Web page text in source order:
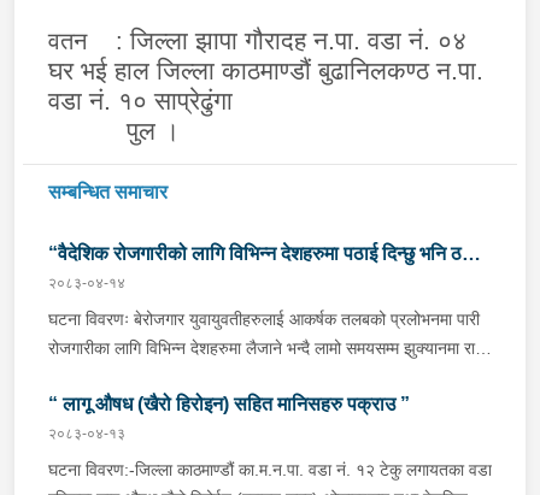
वतन :जिल्ला झापा गौरादह न.पा. वडा नं. ०४
घर भई हाल जिल्ला काठमाण्डौं बुढानिलकण्ठ न.पा.
वडा नं. १० साप्रेढुंगा
पुल ।
सम्बन्धित समाचार
“वैदेशिक रोजगारीको लागि विभिन्न देशहरुमा पठाई दिन्छु भनि ठगी
गर्ने व्यक्तिहरु पक्राउ"
२०८३-०४-१४
घटना विवरणः बेरोजगार युवायुवतीहरुलाई आकर्षक तलबको प्रलोभनमा पारी
रोजगारीका लागि विभिन्न देशहरुमा लैजाने भन्दै लामो समयसम्म झुक्यानमा राखि
अनुसन्धान हुँदा विदेश पठाउने भनि ठगी गर्ने निम्न प्रतिवादीहरुलाई काठमाडौं
उपत्यकाका विभिन्न स्थानहरुबाट पक्राउ गरी थप अनुसन्धान तथा आवश्यक
कारवाहीको लागि वैदेशिक रोजगार विभाग ताहाचल, काठमाडौं पठाईएको ।
“ लागू औषध (खैरो हिरोइन) सहित मानिसहरु पक्राउ ”
२०८३-०४-१३
घटना विवरण:-जिल्ला काठमाण्डौं का.म.न.पा. वडा नं. १२ टेकु लगायतका वडा